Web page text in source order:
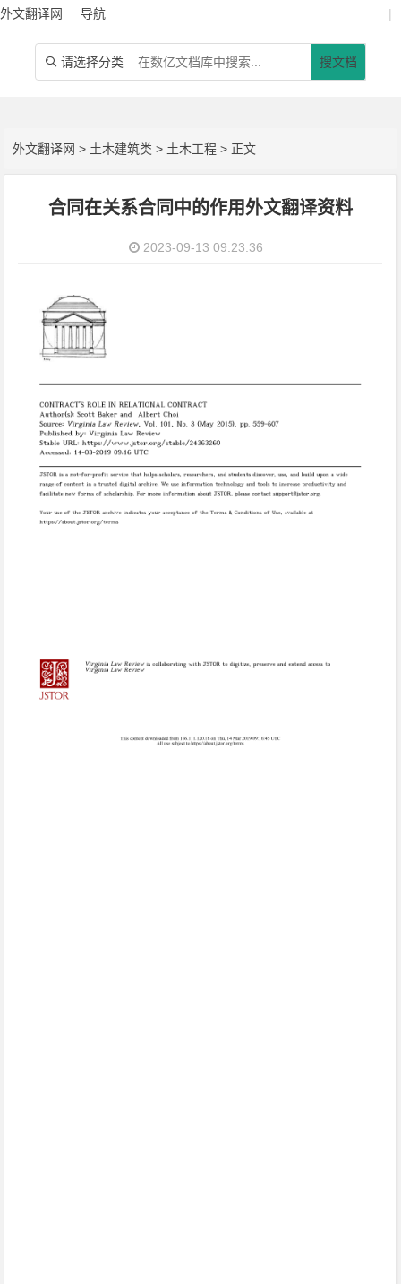
外文翻译网 导航 |
 请选择分类 搜文档
外文翻译网 > 土木建筑类 > 土木工程 > 正文
合同在关系合同中的作用外文翻译资料
2023-09-13 09:23:36